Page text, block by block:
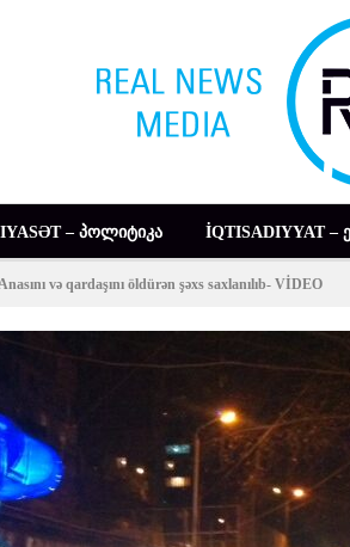
– ᲞᲝᲚᲘᲢᲘᲙᲐ İQTISADIYYAT –
və qardaşını öldürən şəxs saxlanılıb- VİDEO